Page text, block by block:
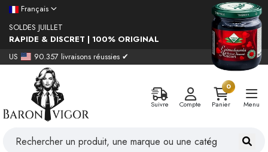
Français
SOLDES JUILLET
RAPIDE & DISCRET | 100% ORIGINAL
US
90.357 livraisons réussies ✔
Suivre Compte
0
Panier
Menu